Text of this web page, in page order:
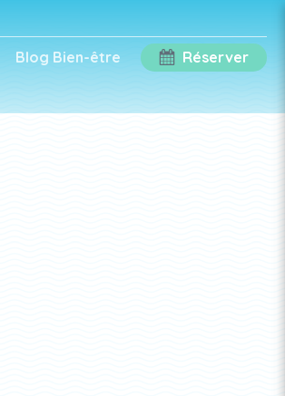
Blog Bien-être Réserver